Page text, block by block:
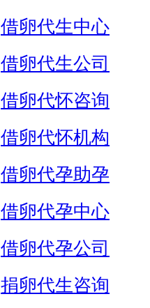
借卵代生中心
借卵代生公司
借卵代怀咨询
借卵代怀机构
借卵代孕助孕
借卵代孕中心
借卵代孕公司
捐卵代生咨询